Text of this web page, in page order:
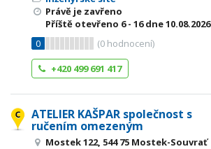
Právě je zavřeno
Příště otevřeno 6 - 16dne 10.08.2026
0
(0 hodnocení)
+420 499 691 417
ATELIER KAŠPAR společnost s
ručením omezeným
Mostek 122, 544 75 Mostek-Souvrať